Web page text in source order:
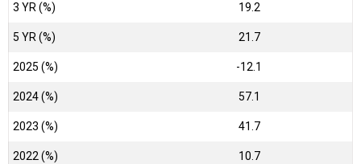
3 YR (%) 19.2
5 YR (%) 21.7
2025 (%) -12.1
2024 (%) 57.1
2023 (%) 41.7
2022 (%) 10.7